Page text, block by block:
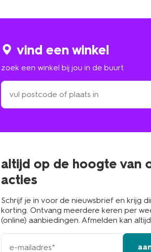
vind een winkel
zoek een winkel bij jou in de buurt
zoek
een
winkel
in
altijd op de hoogte van
acties
Schrijf je in voor de nieuwsbrief en krijg
korting. Ontvang meerdere keren per
(online) aanbiedingen. Afmelden kan altijd.
e-
mailadres